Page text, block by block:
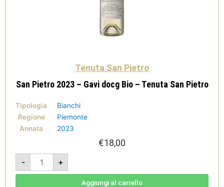
Tenuta San Pietro
San Pietro 2023 – Gavi docg Bio – Tenuta San Pietro
Tipologia
Bianchi
Regione
Piemonte
Annata
2023
€18,00
-
San
Pietro
2023
-
+
Aggiungi al carrello